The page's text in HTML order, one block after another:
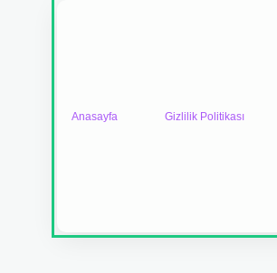
Anasayfa Gizlilik Politikası